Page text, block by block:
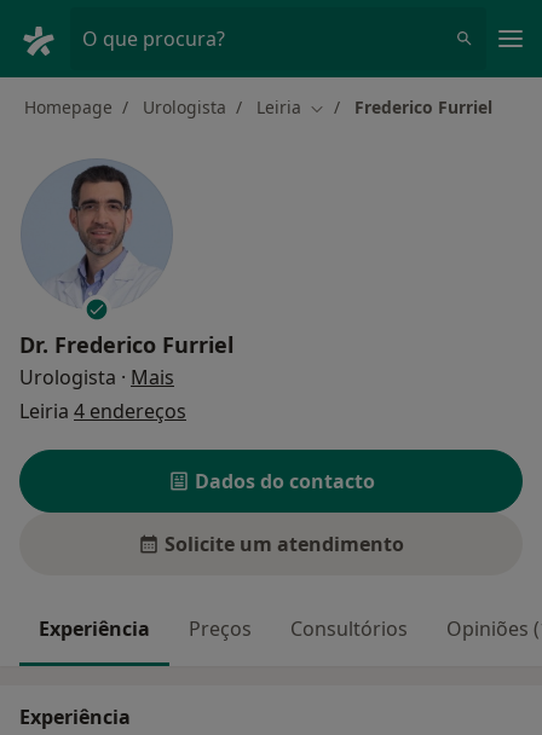
O que procura?
Homepage Urologista Leiria Mudar de cidade
Frederico Furriel
Dr. Frederico Furriel
Urologista · Mais
Leiria 4 endereços
Dados do contacto
Solicite um atendimento
Experiência Preços Consultórios Opiniões
Experiência